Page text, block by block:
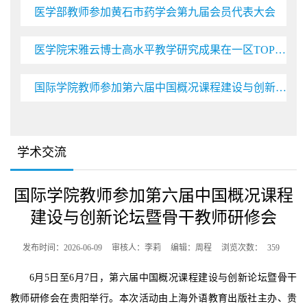
医学部教师参加黄石市药学会第九届会员代表大会
医学院宋雅云博士高水平教学研究成果在一区TOP期刊刊发
国际学院教师参加第六届中国概况课程建设与创新论坛暨骨干教师研修会
学术交流
国际学院教师参加第六届中国概况课程
建设与创新论坛暨骨干教师研修会
发布时间：2026-06-09 审核人：李莉 编辑：周程 浏览次数： 359
6月5日至6月7日，第六届中国概况课程建设与创新论坛暨骨干
教师研修会在贵阳举行。本次活动由上海外语教育出版社主办、贵